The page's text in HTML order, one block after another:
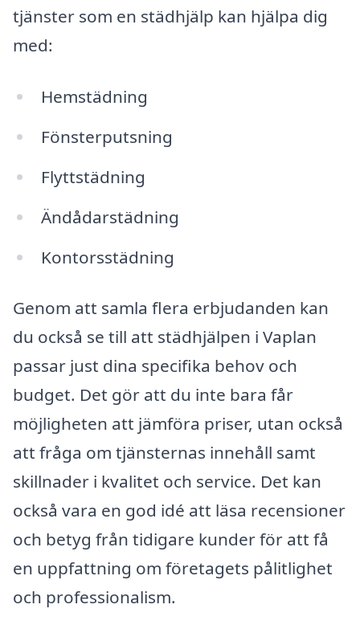
tjänster som en städhjälp kan hjälpa dig
med:
Hemstädning
Fönsterputsning
Flyttstädning
Ändådarstädning
Kontorsstädning
Genom att samla flera erbjudanden kan
du också se till att städhjälpen i Vaplan
passar just dina specifika behov och
budget. Det gör att du inte bara får
möjligheten att jämföra priser, utan också
att fråga om tjänsternas innehåll samt
skillnader i kvalitet och service. Det kan
också vara en god idé att läsa recensioner
och betyg från tidigare kunder för att få
en uppfattning om företagets pålitlighet
och professionalism.